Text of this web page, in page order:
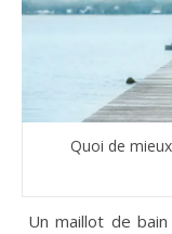
Quoi de
Un maillot de